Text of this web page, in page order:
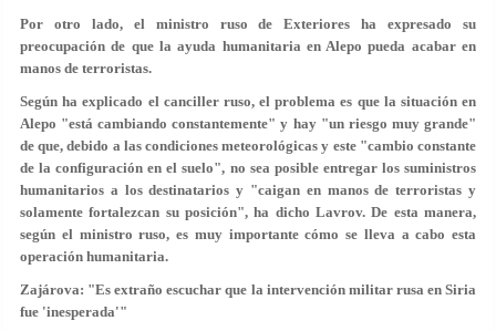
Por otro lado, el ministro ruso de Exteriores ha expresado su
preocupación de que la ayuda humanitaria en Alepo pueda acabar en
manos de terroristas.
Según ha explicado el canciller ruso, el problema es que la situación en
Alepo "está cambiando constantemente" y hay "un riesgo muy grande"
de que, debido a las condiciones meteorológicas y este "cambio constante
de la configuración en el suelo", no sea posible entregar los suministros
humanitarios a los destinatarios y "caigan en manos de terroristas y
solamente fortalezcan su posición", ha dicho Lavrov. De esta manera,
según el ministro ruso, es muy importante cómo se lleva a cabo esta
operación humanitaria.
Zajárova: "Es extraño escuchar que la intervención militar rusa en Siria
fue 'inesperada'"